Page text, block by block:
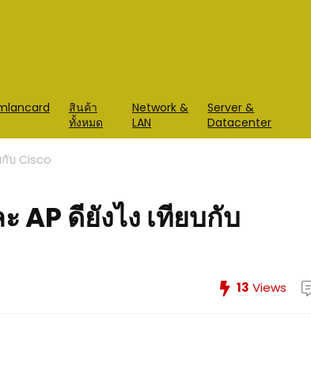
สินค้า
ทั้งหมด
Network &
LAN
Server &
Datacenter
กับ Cisco
ดียังไง เทียบกับ
13 Views